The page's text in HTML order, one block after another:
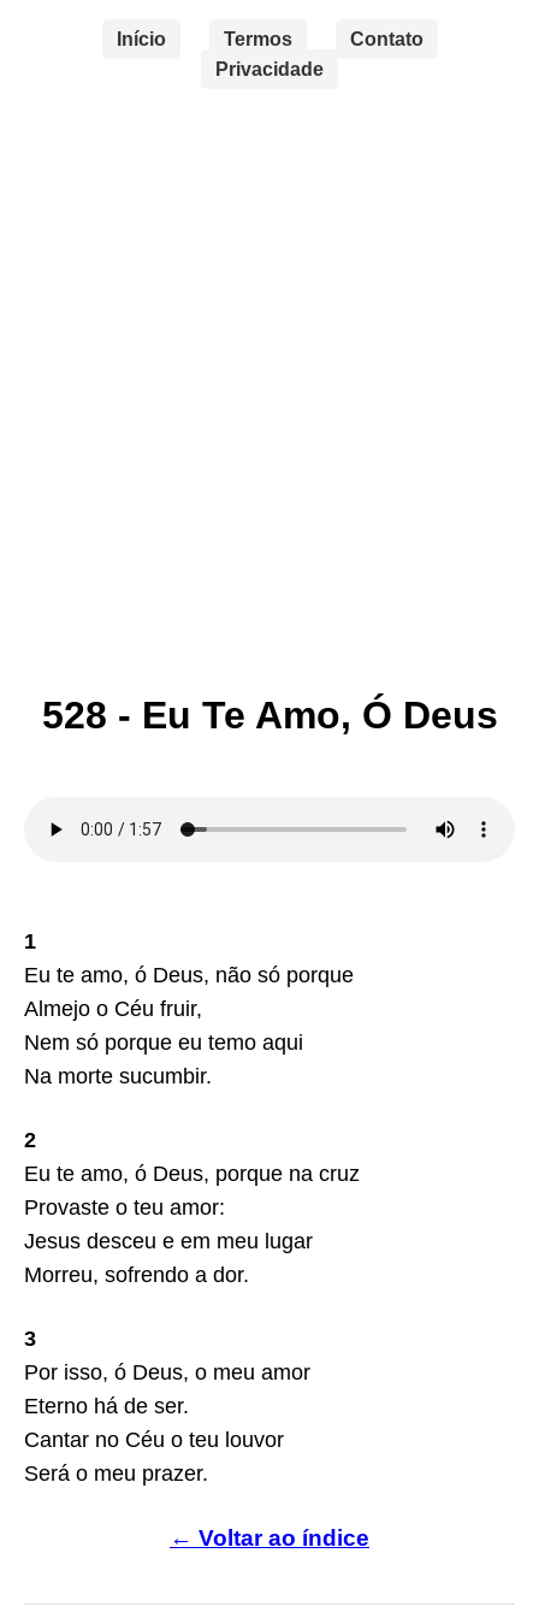
Início Termos
Contato
Privacidade
528 - Eu Te Amo, Ó Deus
1
Eu te amo, ó Deus, não só porque
Almejo o Céu fruir,
Nem só porque eu temo aqui
Na morte sucumbir.
2
Eu te amo, ó Deus, porque na cruz
Provaste o teu amor:
Jesus desceu e em meu lugar
Morreu, sofrendo a dor.
3
Por isso, ó Deus, o meu amor
Eterno há de ser.
Cantar no Céu o teu louvor
Será o meu prazer.
← Voltar ao índice